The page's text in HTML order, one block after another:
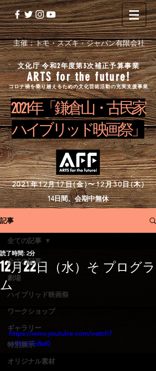
文化庁 令和2年度第3次補正予算事業
ARTS for the future!
コロナ禍を乗り越えるための文化芸術活動の充実支援事業
2 0 2 1 年「鎌倉山・古民家
ハイブリッド映画祭」
2021年12月17日(金)〜12月30日(木)
主催：トモ・スズキ・ジャパン有限会社
14日間、会期中無休
記事
全ての記事
劇場
ハイブリッド映画祭
ワークショップ
ギャラリー
特別展示
オリジナル素材
全ての記事
12月22日（水）そ プログラ
ム
読了時間: 2分
https://www.youtube.com/watch?
v=PtivATc8st0